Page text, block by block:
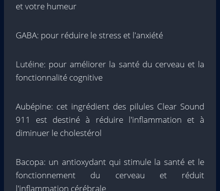
et votre humeur
GABA: pour réduire le stress et l'anxiété
Lutéine: pour améliorer la santé du cerveau et la
fonctionnalité cognitive
Aubépine: cet ingrédient des pilules Clear Sound
911 est destiné à réduire l'inflammation et à
diminuer le cholestérol
Bacopa: un antioxydant qui stimule la santé et le
fonctionnement du cerveau et réduit
l'inflammation cérébrale